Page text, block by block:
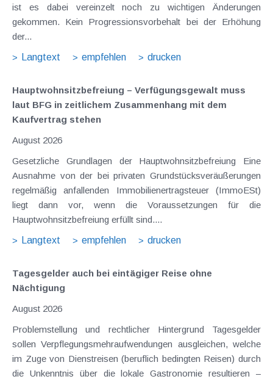
ist es dabei vereinzelt noch zu wichtigen Änderungen
gekommen. Kein Progressionsvorbehalt bei der Erhöhung
der...
Langtext
empfehlen drucken
Hauptwohnsitz​­befreiung – Verfügungsgewalt muss
laut BFG in zeitlichem Zusammenhang mit dem
Kaufvertrag stehen
August 2026
Gesetzliche Grundlagen der Hauptwohnsitzbefreiung Eine
Ausnahme von der bei privaten Grundstücksveräußerungen
regelmäßig anfallenden Immobilienertragsteuer (ImmoESt)
liegt dann vor, wenn die Voraussetzungen für die
Hauptwohnsitzbefreiung erfüllt sind....
Langtext
empfehlen drucken
Tagesgelder auch bei eintägiger Reise ohne
Nächtigung
August 2026
Problemstellung und rechtlicher Hintergrund Tagesgelder
sollen Verpflegungsmehraufwendungen ausgleichen, welche
im Zuge von Dienstreisen (beruflich bedingten Reisen) durch
die Unkenntnis über die lokale Gastronomie resultieren –